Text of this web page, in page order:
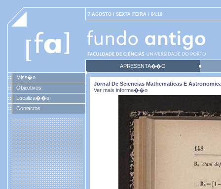
7 AGOSTO / SEXTA FEIRA / 04:10
APRESENTA��O
Miss�o
Objectivos
Localiza��o
Contactos
Jornal De Sciencias Mathematicas E
Ver mais informa��o